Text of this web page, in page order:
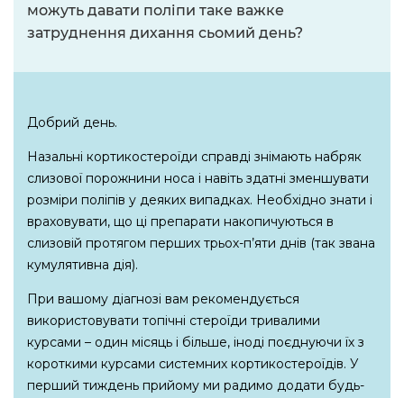
можуть давати поліпи таке важке
затруднення дихання сьомий день?
Добрий день.
Назальні кортикостероїди справді знімають набряк
слизової порожнини носа і навіть здатні зменшувати
розміри поліпів у деяких випадках. Необхідно знати і
враховувати, що ці препарати накопичуються в
слизовій протягом перших трьох-п’яти днів (так звана
кумулятивна дія).
При вашому діагнозі вам рекомендується
використовувати топічні стероїди тривалими
курсами – один місяць і більше, іноді поєднуючи їх з
короткими курсами системних кортикостероїдів. У
перший тиждень прийому ми радимо додати будь-